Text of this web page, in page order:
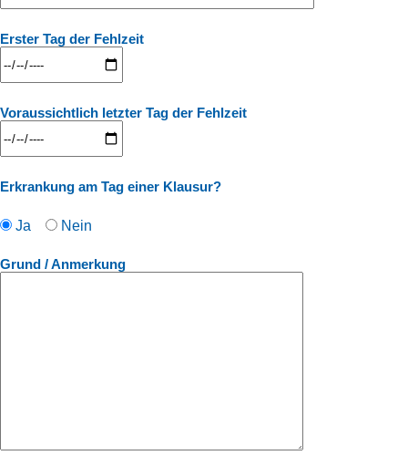
Erster Tag der Fehlzeit
Voraussichtlich letzter Tag der Fehlzeit
Erkrankung am Tag einer Klausur?
Ja Nein
Grund / Anmerkung